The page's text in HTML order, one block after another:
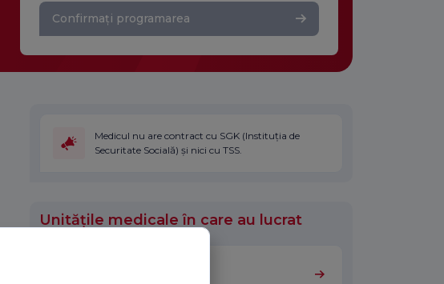
Confirmați programarea
Medicul nu are contract cu SGK (Instituția de
Securitate Socială) și nici cu TSS.
Unitățile medicale în care au lucrat